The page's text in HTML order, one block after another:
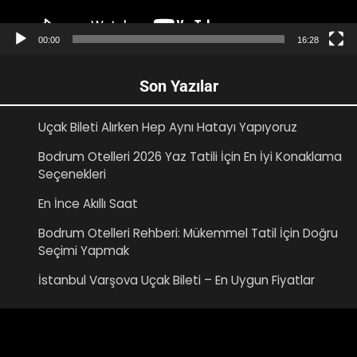
00:00 16:28
Son Yazılar
Uçak Bileti Alırken Hep Aynı Hatayı Yapıyoruz
Bodrum Otelleri 2026 Yaz Tatili İçin En İyi Konaklama
Seçenekleri
En İnce Akıllı Saat
Bodrum Otelleri Rehberi: Mükemmel Tatil İçin Doğru
Seçimi Yapmak
İstanbul Varşova Uçak Bileti – En Uygun Fiyatlar